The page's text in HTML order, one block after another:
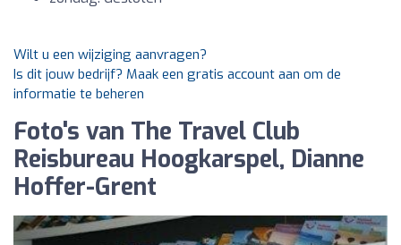
Wilt u een wijziging aanvragen?
Is dit jouw bedrijf? Maak een gratis account aan om de
informatie te beheren
Foto's van The Travel Club
Reisbureau Hoogkarspel, Dianne
Hoffer-Grent